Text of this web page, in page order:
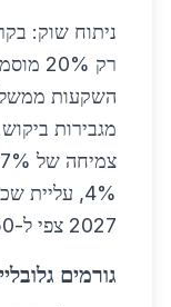
2027 צפי ל-550 מיליון ₪.
גורמים